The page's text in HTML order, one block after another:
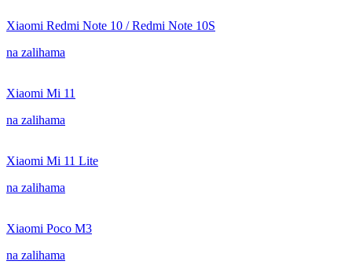
Xiaomi Redmi Note 10 / Redmi Note 10S
na zalihama
Xiaomi Mi 11
na zalihama
Xiaomi Mi 11 Lite
na zalihama
Xiaomi Poco M3
na zalihama